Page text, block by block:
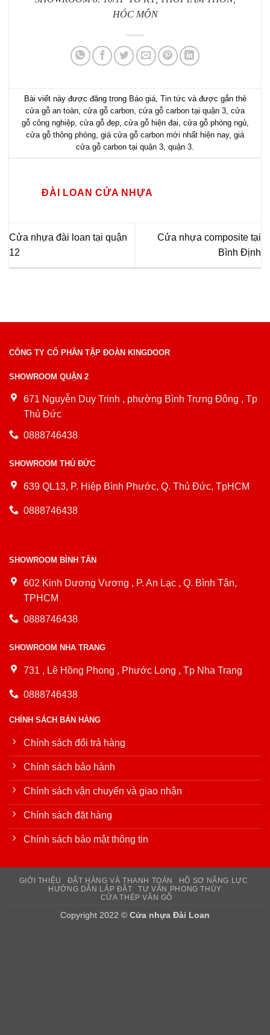
HÓC MÔN
Bài viết này được đăng trong Báo giá, Tin tức và được gắn thẻ
cửa gỗ an toàn cửa gỗ carbon cửa gỗ carbon tại quận 3 cửa
gỗ công nghiệp, cửa gỗ đẹp, cửa gỗ hiện đại cửa gỗ phòng ngủ,
cửa gỗ thông phòng giá cửa gỗ carbon mới nhất hiện nay, giá
cửa gỗ carbon tại quận 3 quận 3
ĐÀI LOAN CỬA NHỰA
Cửa nhựa đài loan tại quận
12
Cửa nhựa composite tại
Bình Định
CÔNG TY CỔ PHẦN TẬP ĐOÀN KINGDOOR
SHOWROOM QUẬN 2
671 Nguyễn Duy Trinh , phường Bình Trưng Đông , Tp
Thủ Đức
0888746438
SHOWROOM THỦ ĐỨC
639 QL13, P. Hiệp Bình Phước, Q. Thủ Đức, TpHCM
0888746438
SHOWROOM BÌNH TÂN
602 Kinh Dương Vương , P. An Lạc , Q. Bình Tân,
TPHCM
0888746438
SHOWROOM NHA TRANG
731 , Lê Hồng Phong , Phước Long , Tp Nha Trang
0888746438
CHÍNH SÁCH BÁN HÀNG
Chính sách đổi trả hàng
Chính sách bảo hành
Chính sách vận chuyển và giao nhận
Chính sách đặt hàng
Chính sách bảo mật thông tin
GIỚI THIỆU ĐẶT HÀNG VÀ THANH TOÁN
HỒ SƠ NĂNG LỰC
HƯỚNG DẪN LẮP ĐẶT
TƯ VẤN PHONG THỦY
CỬA THÉP VÂN GỖ
Copyright 2022 © Cửa nhựa Đài Loan